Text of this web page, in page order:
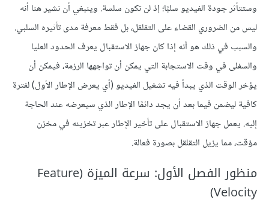
وستتأثر جودة الفيديو سلبًا؛ إذ لن تكون سلسة. وينبغي أن نشير هنا أنه
ليس من الضروري القضاء على التقلقل، بل فقط معرفة مدى تأثيره السلبي.
والسبب في ذلك هو أنه إذا كان جهاز الاستقبال يعرف الحدود العليا
والسفلى في وقت الاستجابة التي يمكن أن تواجهها الرزمة، فيمكن أن
يؤخر الوقت الذي يبدأ فيه تشغيل الفيديو (أي يعرض الإطار الأول) لفترة
كافية ليضمن فيما بعد أن يجد دائمًا الإطار الذي سيعرضه عند الحاجة
إليه. يعمل جهاز الاستقبال على تأخير الإطار عبر تخزينه في مخزن
مؤقت، مما يزيل التقلقل بصورة فعالة.
منظور الفصل الأول: سرعة الميزة (Feature
Velocity)